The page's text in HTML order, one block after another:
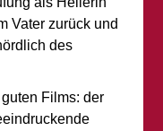
Vater zurück und
des
Films: der